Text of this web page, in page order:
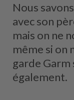
Nous
avec son
mais on ne
même si on
garde Garm
également.